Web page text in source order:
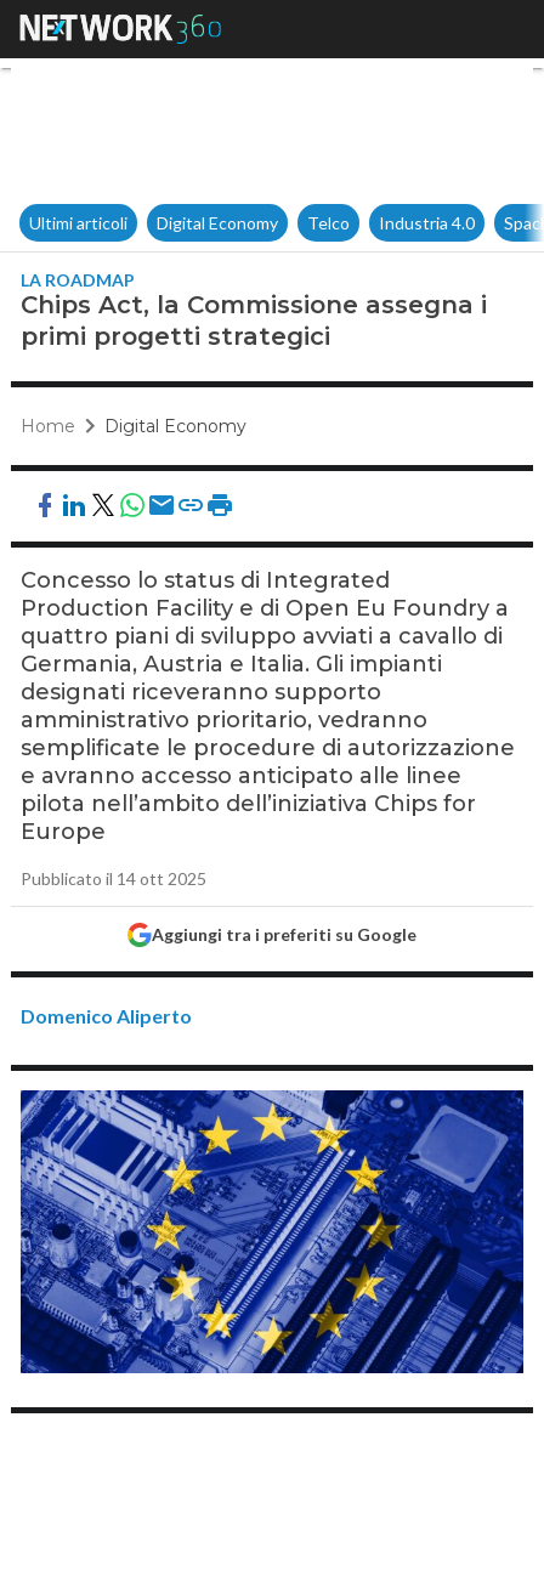
Chips Act, la Commissione
Ultimi articoli Digital Economy Telco Industria 4.0
LA ROADMAP
Chips Act, la Commissione assegna i
primi progetti strategici
Home Digital Economy
Concesso lo status di Integrated
Production Facility e di Open Eu Foundry a
quattro piani di sviluppo avviati a cavallo di
Germania, Austria e Italia. Gli impianti
designati riceveranno supporto
amministrativo prioritario, vedranno
semplificate le procedure di autorizzazione
e avranno accesso anticipato alle linee
pilota nell’ambito dell’iniziativa Chips for
Europe
Pubblicato il 14 ott 2025
Aggiungi tra i preferiti su Google
Domenico Aliperto